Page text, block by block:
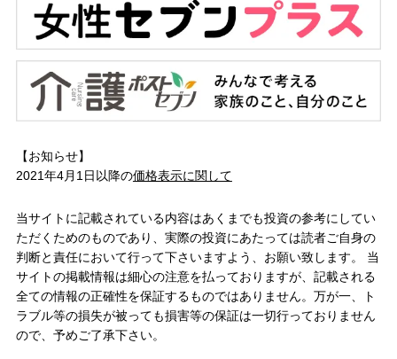
【お知らせ】
2021年4月1日以降の価格表示に関して
当サイトに記載されている内容はあくまでも投資の参考にしてい
ただくためのものであり、実際の投資にあたっては読者ご自身の
判断と責任において行って下さいますよう、お願い致します。 当
サイトの掲載情報は細心の注意を払っておりますが、記載される
全ての情報の正確性を保証するものではありません。万が一、ト
ラブル等の損失が被っても損害等の保証は一切行っておりません
ので、予めご了承下さい。